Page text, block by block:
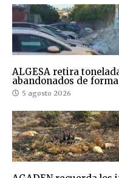
ALGESA retira
abandonados de
5 agosto 2026